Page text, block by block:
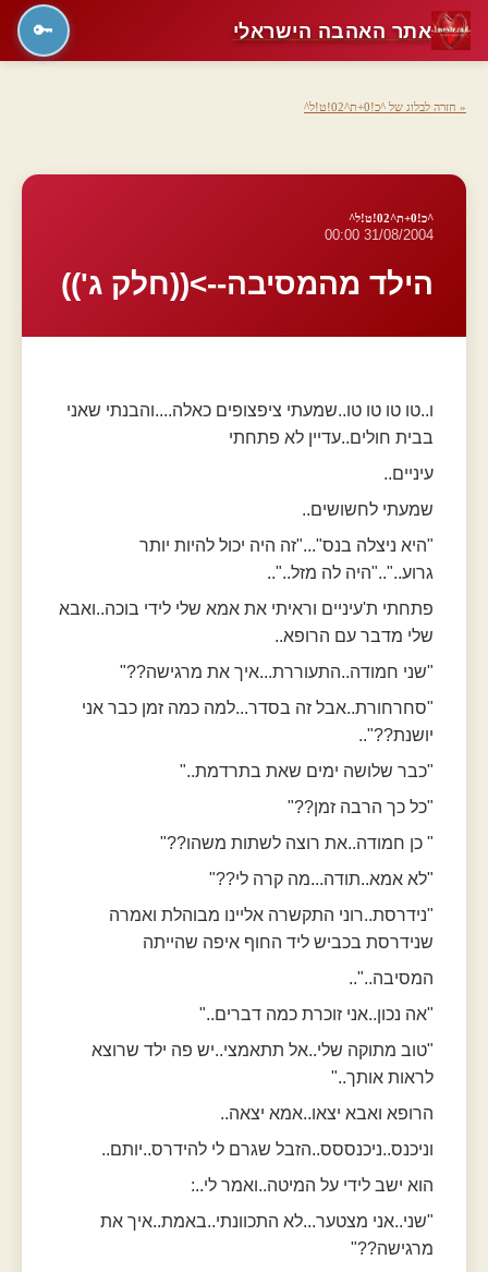
« חזרה לבלוג של ^כ!0+ת^02!ט!ל^
^כ!0+ת^02!ט!ל^
31/08/2004 00:00
הילד מהמסיבה-->((חלק ג'))
ו..טו טו טו טו..שמעתי ציפצופים כאלה....והבנתי שאני
בבית חולים..עדיין לא פתחתי
עיניים..
שמעתי לחשושים..
"היא ניצלה בנס"..."זה היה יכול להיות יותר
גרוע..".."היה לה מזל.."..
פתחתי ת'עיניים וראיתי את אמא שלי לידי בוכה..ואבא
שלי מדבר עם הרופא..
"שני חמודה..התעוררת...איך את מרגישה??"
"סחרחורת..אבל זה בסדר...למה כמה זמן כבר אני
יושנת??"..
"כבר שלושה ימים שאת בתרדמת.."
"כל כך הרבה זמן??"
" כן חמודה..את רוצה לשתות משהו??"
"לא אמא..תודה...מה קרה לי??"
"נידרסת..רוני התקשרה אליינו מבוהלת ואמרה
שנידרסת בכביש ליד החוף איפה שהייתה
המסיבה.."..
"אה נכון..אני זוכרת כמה דברים.."
"טוב מתוקה שלי..אל תתאמצי..יש פה ילד שרוצא
לראות אותך.."
הרופא ואבא יצאו..אמא יצאה..
וניכנס..ניכנססס..הזבל שגרם לי להידרס..יותם..
הוא ישב לידי על המיטה..ואמר לי..:
"שני..אני מצטער...לא התכוונתי..באמת..איך את
מרגישה??"
אתר האהבה הישראלי 🔑